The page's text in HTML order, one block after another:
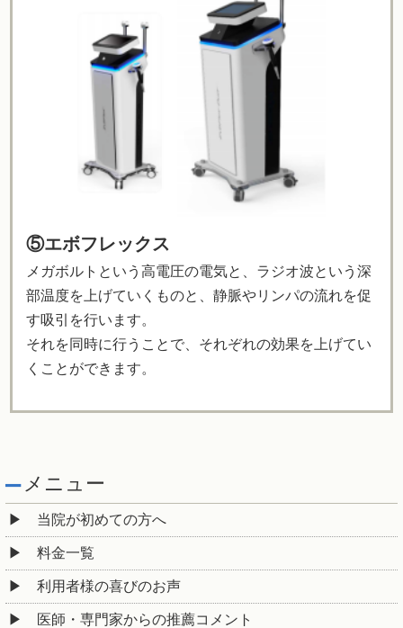
⑤エボフレックス
メガボルトという高電圧の電気と、ラジオ波という深
部温度を上げていくものと、静脈やリンパの流れを促
す吸引を行います。
それを同時に行うことで、それぞれの効果を上げてい
くことができます。
メニュー
当院が初めての方へ
料金一覧
利用者様の喜びのお声
医師・専門家からの推薦コメント